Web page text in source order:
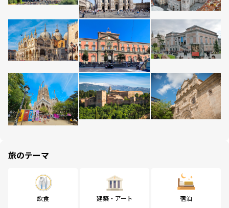
旅のテーマ
飲食 建築・アート 宿泊